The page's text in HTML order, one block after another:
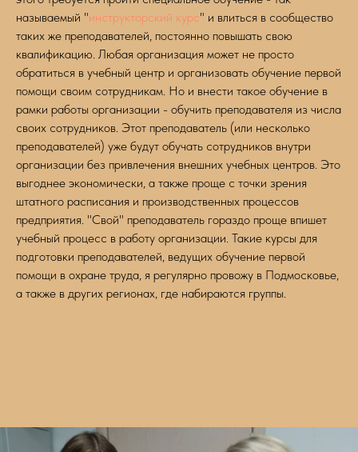
называемый "инструкторский курс" и влиться в сообщество
таких же преподавателей, постоянно повышать свою
квалификацию. Любая организация может не просто
обратиться в учебный центр и организовать обучение первой
помощи своим сотрудникам. Но и внести такое обучение в
рамки работы организации - обучить преподавателя из числа
своих сотрудников. Этот преподаватель (или несколько
преподавателей) уже будут обучать сотрудников внутри
организации без привлечения внешних учебных центров. Это
выгоднее экономически, а также проще с точки зрения
штатного расписания и производственных процессов
предприятия. "Свой" преподаватель гораздо проще впишет
учебный процесс в работу организации. Такие курсы для
подготовки преподавателей, ведущих обучение первой
помощи в охране труда, я регулярно провожу в Подмосковье,
а также в других регионах, где набираются группы.